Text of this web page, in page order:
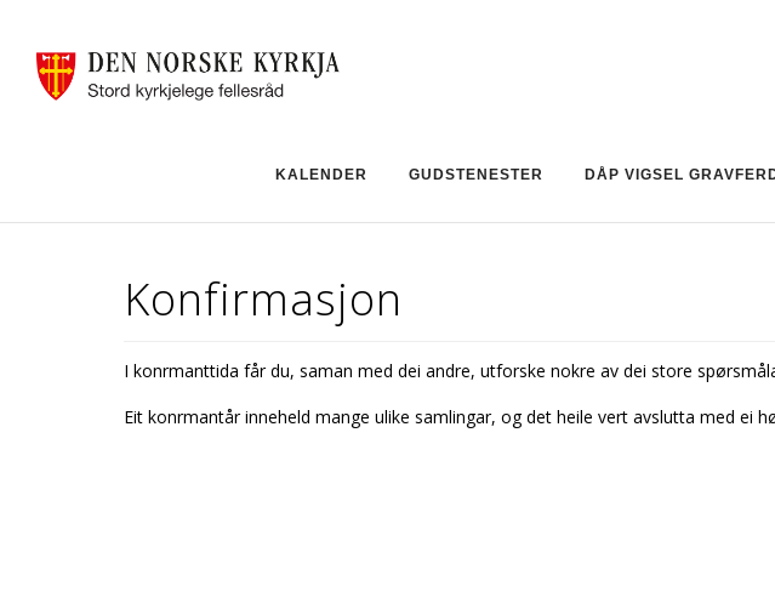
KALENDER GUDSTENESTER DÅP VIGSEL
Konfirmasjon
I konfirmanttida får du, saman med dei andre, utforske nokre av dei store
Eit konfirmantår inneheld mange ulike samlingar, og det heile vert avslutta med ei